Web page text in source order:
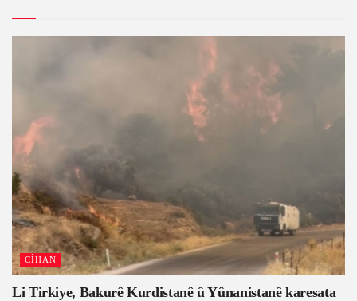
CÎHAN
Li Tirkiye, Bakurê Kurdistanê û Yûnanistanê karesata